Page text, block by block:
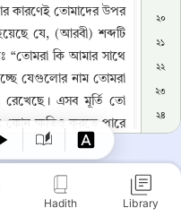
Hadith Library
কারণেই তোমাদের উপর
যে, (আরবী) শব্দটি
“তোমরা কি আমার সাথে
যেগুলোর নাম তোমরা
রেখেছে। এসব মূর্তি তো
কোন ক্ষতিও করতে পারে
কোন সনদও দেননি
নেই। যদি কথা এটাই
অপেক্ষা কর, আমিও
পক্ষ থেকে তাঁর কওমের
২০
২১
২২
২৩
২৪
২৬